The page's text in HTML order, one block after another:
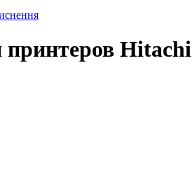
принтеров Hitachi